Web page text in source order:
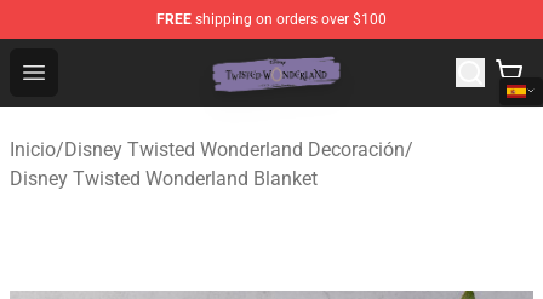
FREE shipping on orders over $100
Open menu
Twisted Wonderland Store - Official Twisted
Inicio/Disney Twisted Wonderland Decoración/
Disney Twisted Wonderland Blanket